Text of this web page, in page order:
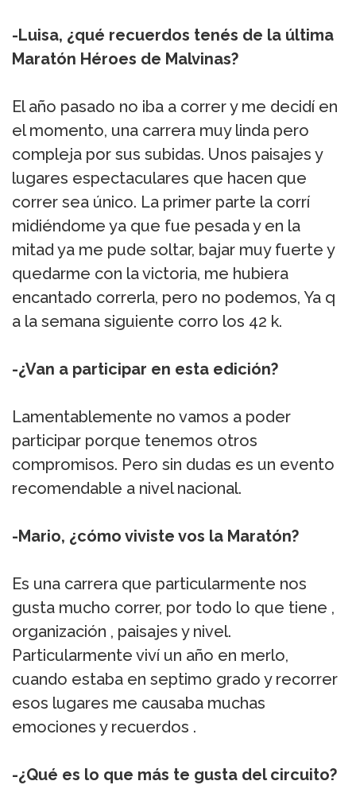
-Luisa, ¿qué recuerdos tenés de la última
Maratón Héroes de Malvinas?
El año pasado no iba a correr y me decidí en
el momento, una carrera muy linda pero
compleja por sus subidas. Unos paisajes y
lugares espectaculares que hacen que
correr sea único. La primer parte la corrí
midiéndome ya que fue pesada y en la
mitad ya me pude soltar, bajar muy fuerte y
quedarme con la victoria, me hubiera
encantado correrla, pero no podemos, Ya q
a la semana siguiente corro los 42 k.
-¿Van a participar en esta edición?
Lamentablemente no vamos a poder
participar porque tenemos otros
compromisos. Pero sin dudas es un evento
recomendable a nivel nacional.
-Mario, ¿cómo viviste vos la Maratón?
Es una carrera que particularmente nos
gusta mucho correr, por todo lo que tiene ,
organización , paisajes y nivel.
Particularmente viví un año en merlo,
cuando estaba en septimo grado y recorrer
esos lugares me causaba muchas
emociones y recuerdos .
-¿Qué es lo que más te gusta del circuito?